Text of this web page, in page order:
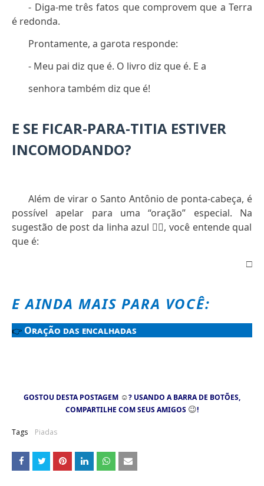
- Diga-me três fatos que comprovem que a Terra
é redonda.
Prontamente, a garota responde:
- Meu pai diz que é. O livro diz que é. E a
senhora também diz que é!
E SE FICAR-PARA-TITIA ESTIVER
INCOMODANDO?
Além de virar o Santo Antônio de ponta-cabeça, é
possível apelar para uma “oração” especial. Na
sugestão de post da linha azul 👇🏻, você entende qual
que é:
□
E AINDA MAIS PARA VOCÊ:
👉 Oração das encalhadas
GOSTOU DESTA POSTAGEM ☺? USANDO A BARRA DE BOTÕES,
COMPARTILHE COM SEUS AMIGOS 😉!
Tags Piadas